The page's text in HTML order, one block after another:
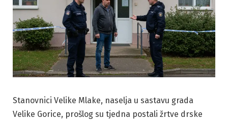
Stanovnici Velike Mlake, naselja u sastavu grada
Velike Gorice, prošlog su tjedna postali žrtve drske